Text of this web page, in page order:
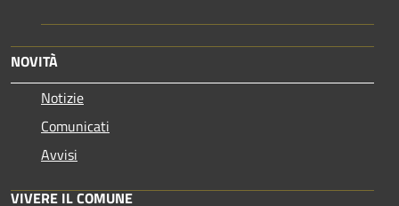
NOVITÀ
Notizie
Comunicati
Avvisi
VIVERE IL COMUNE